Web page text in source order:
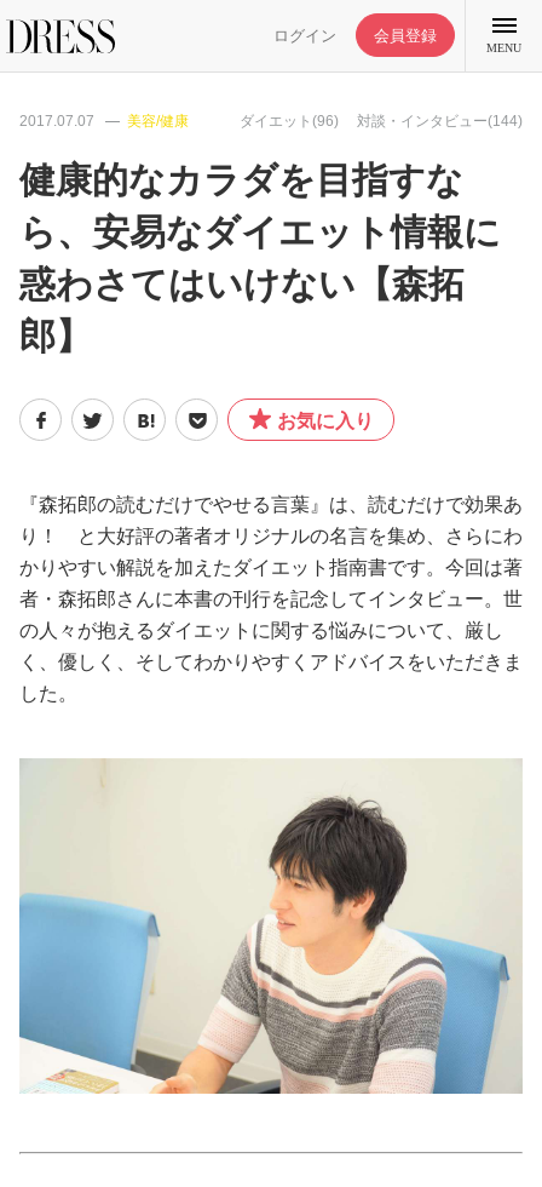
ログイン 会員登録
MENU
特集記事
DRESS部活
ファッション
恋愛/結婚/離婚
美容/健康
ワークスタイル
トラベル
カルチャー/エンタメ
占い
2017.07.07 美容/健康 ダイエット(96) 対談・インタビュー(144)
健康的なカラダを目指すな
ら、安易なダイエット情報に
惑わさてはいけない【森拓
郎】
お気に入り
『森拓郎の読むだけでやせる言葉』は、読むだけで効果あ
り！ と大好評の著者オリジナルの名言を集め、さらにわ
かりやすい解説を加えたダイエット指南書です。今回は著
者・森拓郎さんに本書の刊行を記念してインタビュー。世
の人々が抱えるダイエットに関する悩みについて、厳し
く、優しく、そしてわかりやすくアドバイスをいただきま
した。